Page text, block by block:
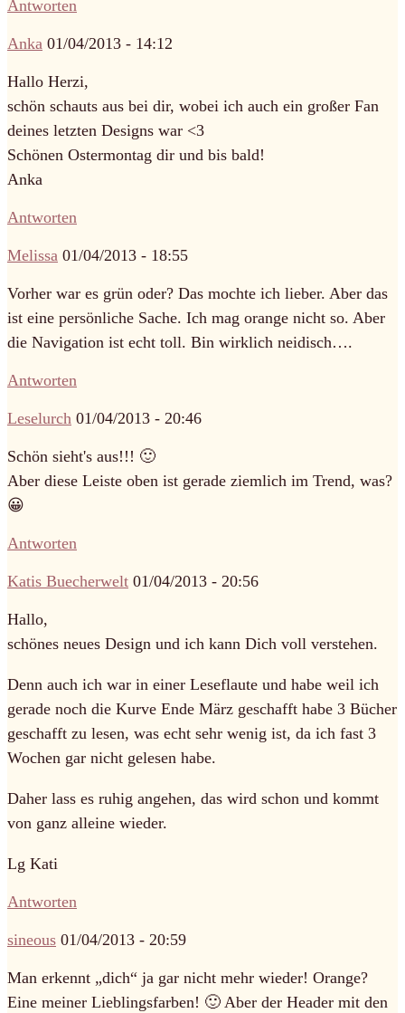
Antworten
Anka 01/04/2013 - 14:12
Hallo Herzi,
schön schauts aus bei dir, wobei ich auch ein großer Fan
deines letzten Designs war <3
Schönen Ostermontag dir und bis bald!
Anka
Antworten
Melissa 01/04/2013 - 18:55
Vorher war es grün oder? Das mochte ich lieber. Aber das
ist eine persönliche Sache. Ich mag orange nicht so. Aber
die Navigation ist echt toll. Bin wirklich neidisch….
Antworten
Leselurch 01/04/2013 - 20:46
Schön sieht's aus!!! 🙂
Aber diese Leiste oben ist gerade ziemlich im Trend, was?
😀
Antworten
Katis Buecherwelt 01/04/2013 - 20:56
Hallo,
schönes neues Design und ich kann Dich voll verstehen.
Denn auch ich war in einer Leseflaute und habe weil ich
gerade noch die Kurve Ende März geschafft habe 3 Bücher
geschafft zu lesen, was echt sehr wenig ist, da ich fast 3
Wochen gar nicht gelesen habe.
Daher lass es ruhig angehen, das wird schon und kommt
von ganz alleine wieder.
Lg Kati
Antworten
sineous 01/04/2013 - 20:59
Man erkennt „dich“ ja gar nicht mehr wieder! Orange?
Eine meiner Lieblingsfarben! 🙂 Aber der Header mit den